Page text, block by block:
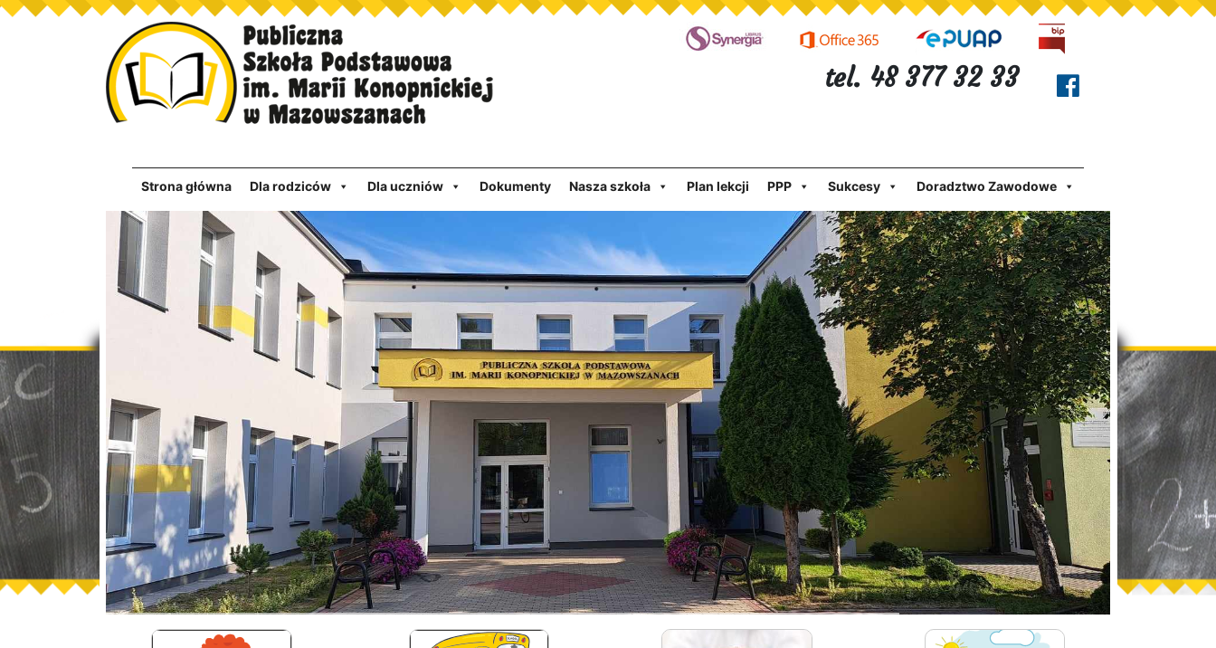
tel. 48 377 32 33
Strona główna Dla rodziców Dla uczniów Dokumenty Nasza szkoła Plan lekcji PPP Sukcesy Doradztwo Zawodowe